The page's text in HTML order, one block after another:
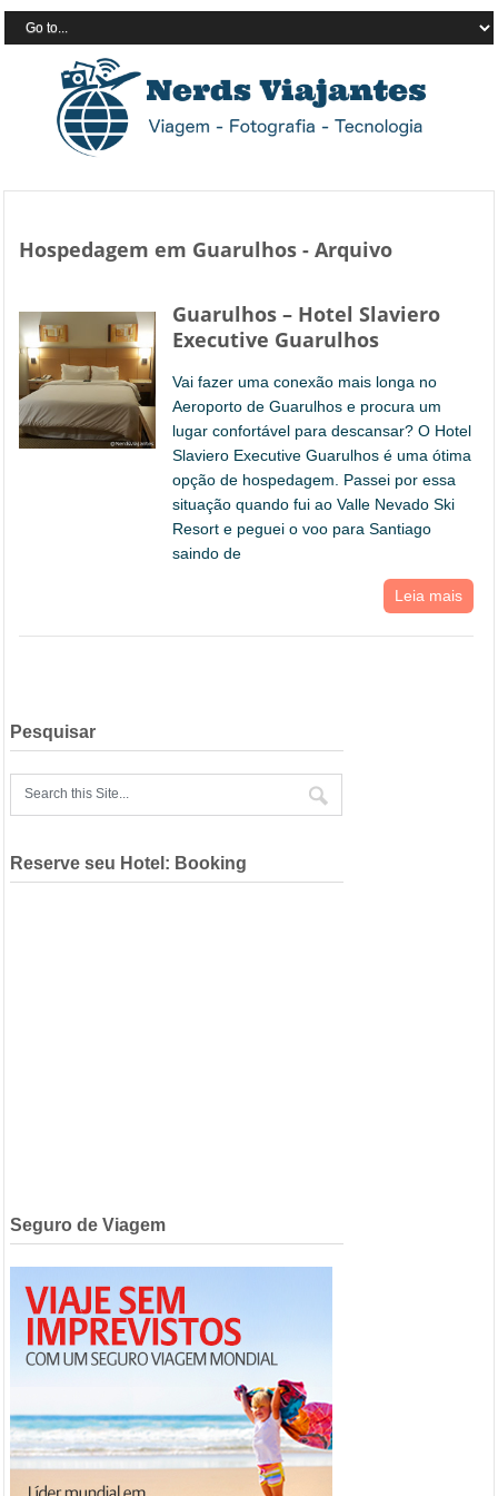
Hospedagem em Guarulhos - Arquivo
Guarulhos – Hotel Slaviero
Executive Guarulhos
Vai fazer uma conexão mais longa no
Aeroporto de Guarulhos e procura um
lugar confortável para descansar? O Hotel
Slaviero Executive Guarulhos é uma ótima
opção de hospedagem. Passei por essa
situação quando fui ao Valle Nevado Ski
Resort e peguei o voo para Santiago
saindo de
Leia mais
Pesquisar
Reserve seu Hotel: Booking
Seguro de Viagem